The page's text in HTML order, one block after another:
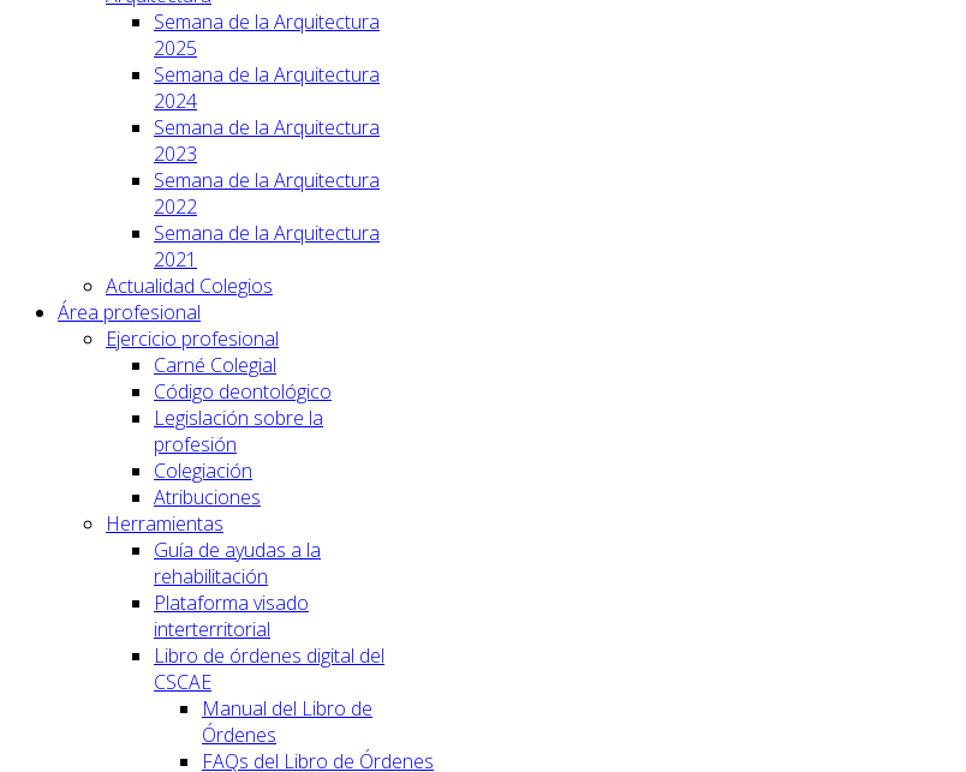
Semana de la Arquitectura
2025
Semana de la Arquitectura
2024
Semana de la Arquitectura
2023
Semana de la Arquitectura
2022
Semana de la Arquitectura
2021
Actualidad Colegios
Área profesional
Ejercicio profesional
Carné Colegial
Código deontológico
Legislación sobre la
profesión
Colegiación
Atribuciones
Herramientas
Guía de ayudas a la
rehabilitación
Plataforma visado
interterritorial
Libro de órdenes digital del
CSCAE
Manual del Libro de
Órdenes
FAQs del Libro de Órdenes